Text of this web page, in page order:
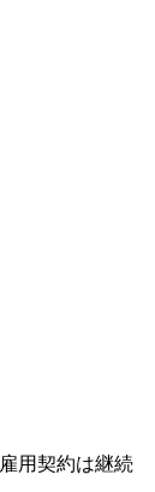
用契約は継続